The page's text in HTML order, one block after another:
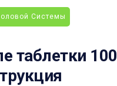
Системы
таблетки 100